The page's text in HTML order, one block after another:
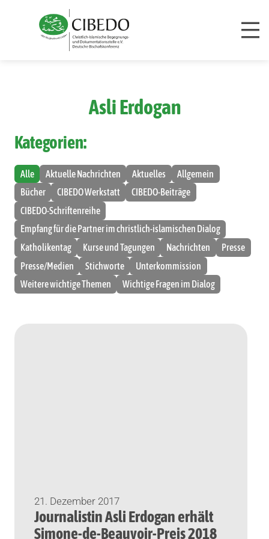
Asli Erdogan
Kategorien:
Alle Aktuelle Nachrichten Aktuelles
Allgemein
Bücher
CIBEDO Werkstatt
CIBEDO-Beiträge
CIBEDO-Schriftenreihe
Empfang für die Partner im christlich-islamischen Dialog
Katholikentag
Kurse und Tagungen Nachrichten
Presse
Presse/Medien
Stichworte
Unterkommission
Weitere wichtige Themen
Wichtige Fragen im Dialog
21. Dezember 2017
Journalistin Asli Erdogan erhält
Simone-de-Beauvoir-Preis 2018